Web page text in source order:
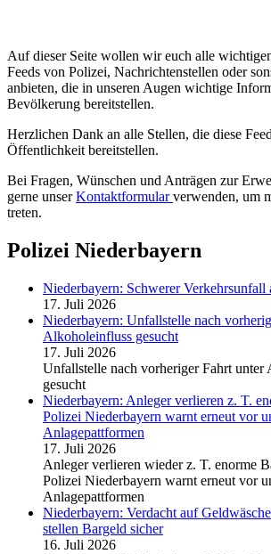
Auf dieser Seite wollen wir euch alle
Feeds von Polizei, Nachrichtenstellen oder
anbieten, die in unseren Augen wichtige
Bevölkerung bereitstellen.
Herzlichen Dank an alle Stellen, die diese
Öffentlichkeit bereitstellen.
Bei Fragen, Wünschen und Anträgen zur
gerne unserKontaktformularverwenden, um
treten.
Polizei Niederbayern
Niederbayern: Schwerer Verkehrsunfall
17. Juli 2026
Niederbayern: Unfallstelle nach
Alkoholeinfluss gesucht
17. Juli 2026
Unfallstelle nach vorheriger Fahrt unter
gesucht
Niederbayern: Anleger verlieren z. T.
Polizei Niederbayern warnt erneut vor
Anlagepattformen
17. Juli 2026
Anleger verlieren wieder z. T. enorme
Polizei Niederbayern warnt erneut vor
Anlagepattformen
Niederbayern: Verdacht auf
stellen Bargeld sicher
16. Juli 2026